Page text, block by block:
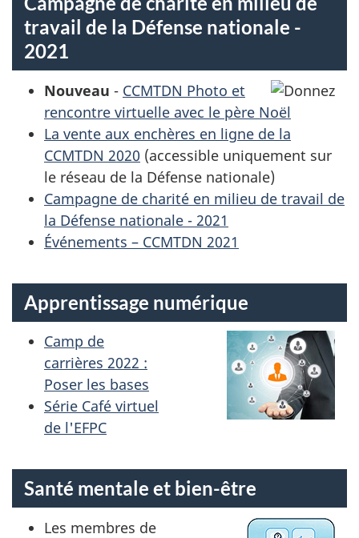
travail de la Défense nationale -
2021
Nouveau - CCMTDN Photo et
rencontre virtuelle avec le père Noël
La vente aux enchères en ligne de la
CCMTDN 2020 (accessible uniquement sur
le réseau de la Défense nationale)
Campagne de charité en milieu de travail de
la Défense nationale - 2021
Événements – CCMTDN 2021
Apprentissage numérique
Camp de
carrières 2022 :
Poser les bases
Série Café virtuel
de l'EFPC
Santé mentale et bien-être
Les membres de